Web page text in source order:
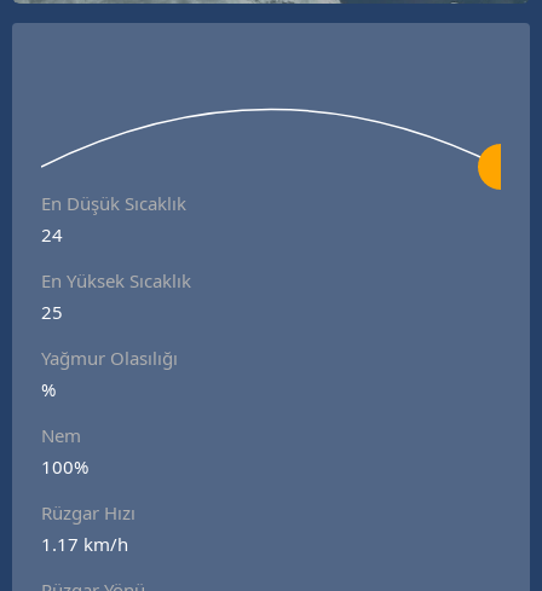
En Düşük Sıcaklık
24
En Yüksek Sıcaklık
25
Yağmur Olasılığı
%
Nem
100%
Rüzgar Hızı
1.17 km/h